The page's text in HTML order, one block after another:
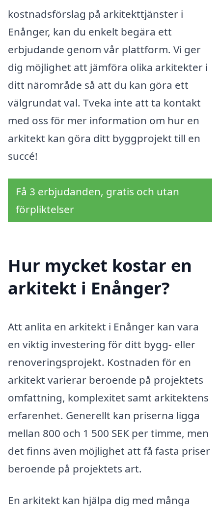
kostnadsförslag på arkitekttjänster i
Enånger, kan du enkelt begära ett
erbjudande genom vår plattform. Vi ger
dig möjlighet att jämföra olika arkitekter i
ditt närområde så att du kan göra ett
välgrundat val. Tveka inte att ta kontakt
med oss för mer information om hur en
arkitekt kan göra ditt byggprojekt till en
succé!
Få 3 erbjudanden, gratis och utan
förpliktelser
Hur mycket kostar en
arkitekt i Enånger?
Att anlita en arkitekt i Enånger kan vara
en viktig investering för ditt bygg- eller
renoveringsprojekt. Kostnaden för en
arkitekt varierar beroende på projektets
omfattning, komplexitet samt arkitektens
erfarenhet. Generellt kan priserna ligga
mellan 800 och 1 500 SEK per timme, men
det finns även möjlighet att få fasta priser
beroende på projektets art.
En arkitekt kan hjälpa dig med många